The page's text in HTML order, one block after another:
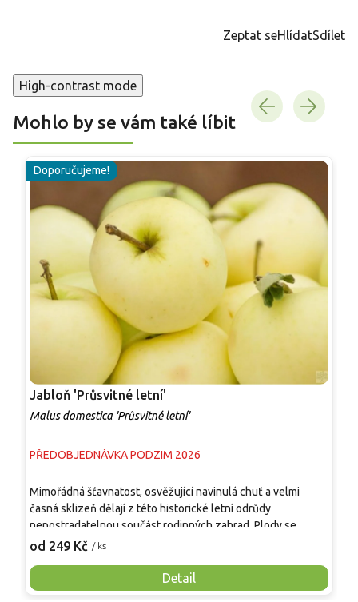
Zeptat seHlídatSdílet
High-contrast mode
Mohlo by se vám také líbit
Doporučujeme!
Jabloň 'Průsvitné letní'
Malus domestica 'Průsvitné letní'
PŘEDOBJEDNÁVKA PODZIM 2026
od 249 Kč / ks
Detail
Mimořádná šťavnatost, osvěžující navinulá chuť a velmi
časná sklizeň dělají z této historické letní odrůdy
nepostradatelnou součást rodinných zahrad. Plody se
sklízejí postupně od poloviny července do srpna a jsou
rychlému kuchyňskému zpracování. Strom roste v mládí
bujně, v dospělosti tvoří středně velkou, vysoce